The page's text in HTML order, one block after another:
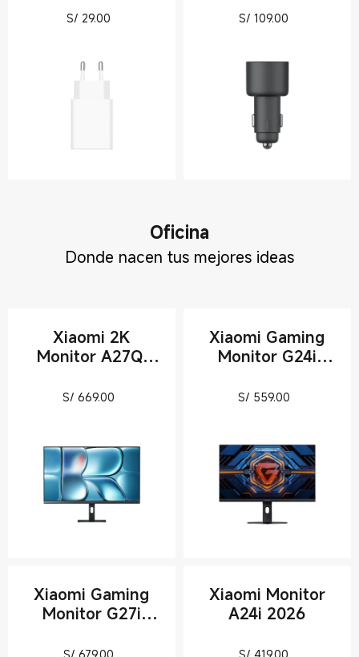
S/ 29.00 S/109.00
Oficina
Donde nacen tus mejores ideas
Xiaomi 2K
Monitor A27Qi
S/ 669.00
Xiaomi Gaming
Monitor G24i
S/ 559.00
Xiaomi Gaming
Monitor G27i
Xiaomi Monitor
A24i 2026